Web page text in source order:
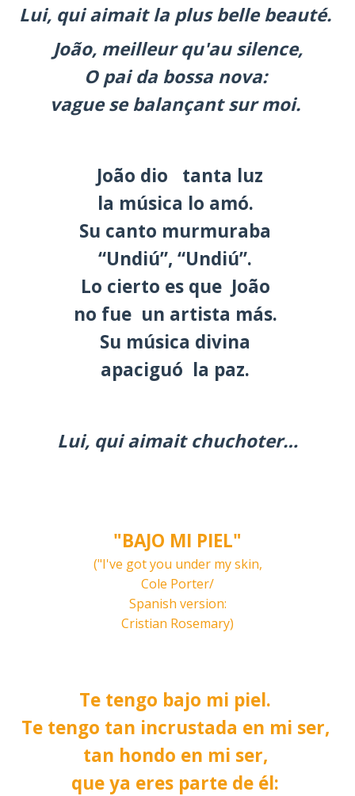
Lui, qui aimait la plus belle beauté.
João, meilleur qu'au silence,
O pai da bossa nova:
vague se balançant sur moi.
João dio tanta luz
la música lo amó.
Su canto murmuraba
“Undiú”, “Undiú”.
Lo cierto es que João
no fue un artista más.
Su música divina
apaciguó la paz.
Lui, qui aimait chuchoter…
"BAJO MI PIEL"
("I've got you under my skin,
Cole Porter/
Spanish version:
Cristian Rosemary)
Te tengo bajo mi piel.
Te tengo tan incrustada en mi ser,
tan hondo en mi ser,
que ya eres parte de él: